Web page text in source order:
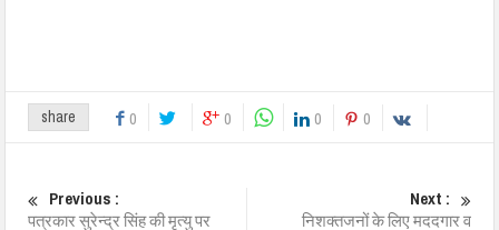
share 0 0 0 0
Previous :
पत्रकार सुरेन्द्र सिंह की मृत्यु पर
Next :
निशक्तजनों के लिए मददगार व